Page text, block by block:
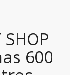
SHOP
600